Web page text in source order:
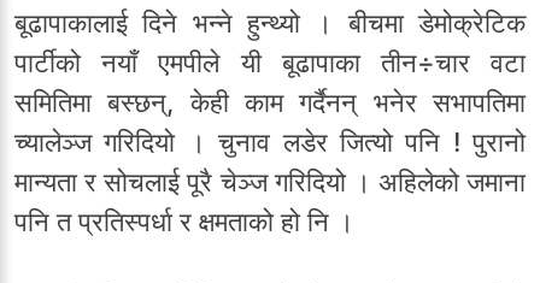
बूढापाकालाई दिने भन्ने हुन्थ्यो । बीचमा डेमोक्रेटिक
पार्टीको नयाँ एमपीले यी बूढापाका तीन÷चार वटा
समितिमा बस्छन्, केही काम गर्दैनन् भनेर सभापतिमा
च्यालेञ्ज गरिदियो । चुनाव लडेर जित्यो पनि ! पुरानो
मान्यता र सोचलाई पूरै चेञ्ज गरिदियो । अहिलेको जमाना
पनि त प्रतिस्पर्धा र क्षमताको हो नि ।